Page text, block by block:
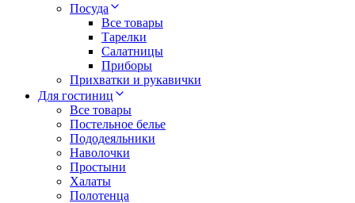
Посуда
Все товары
Тарелки
Салатницы
Приборы
Прихватки и рукавички
Для гостиниц
Все товары
Постельное белье
Пододеяльники
Наволочки
Простыни
Халаты
Полотенца